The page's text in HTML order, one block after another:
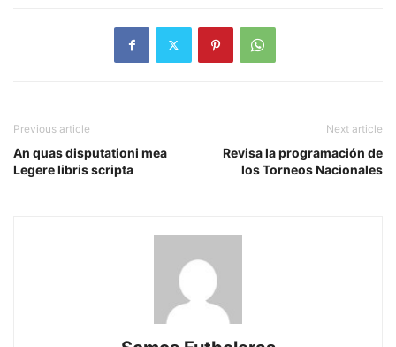
Previous article
An quas disputationi mea
Legere libris scripta
Next article
Revisa la programación de
los Torneos Nacionales